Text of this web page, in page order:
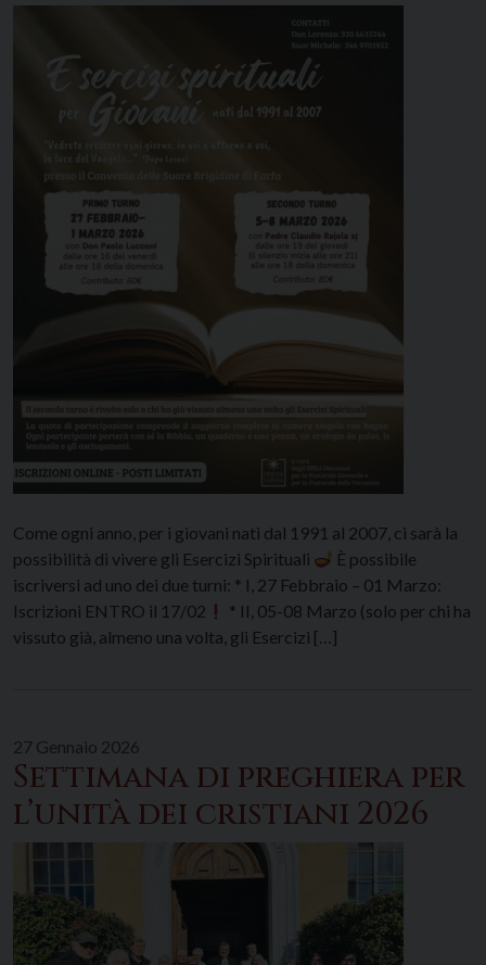
Come ogni anno, per i giovani nati dal 1991 al 2007, ci sarà la
possibilità di vivere gli Esercizi Spirituali
È possibile
iscriversi ad uno dei due turni: * I, 27 Febbraio – 01 Marzo:
Iscrizioni ENTRO il 17/02
* II, 05-08 Marzo (solo per chi ha
vissuto già, almeno una volta, gli Esercizi […]
27 Gennaio 2026
Settimana di preghiera per
l’unità dei cristiani 2026